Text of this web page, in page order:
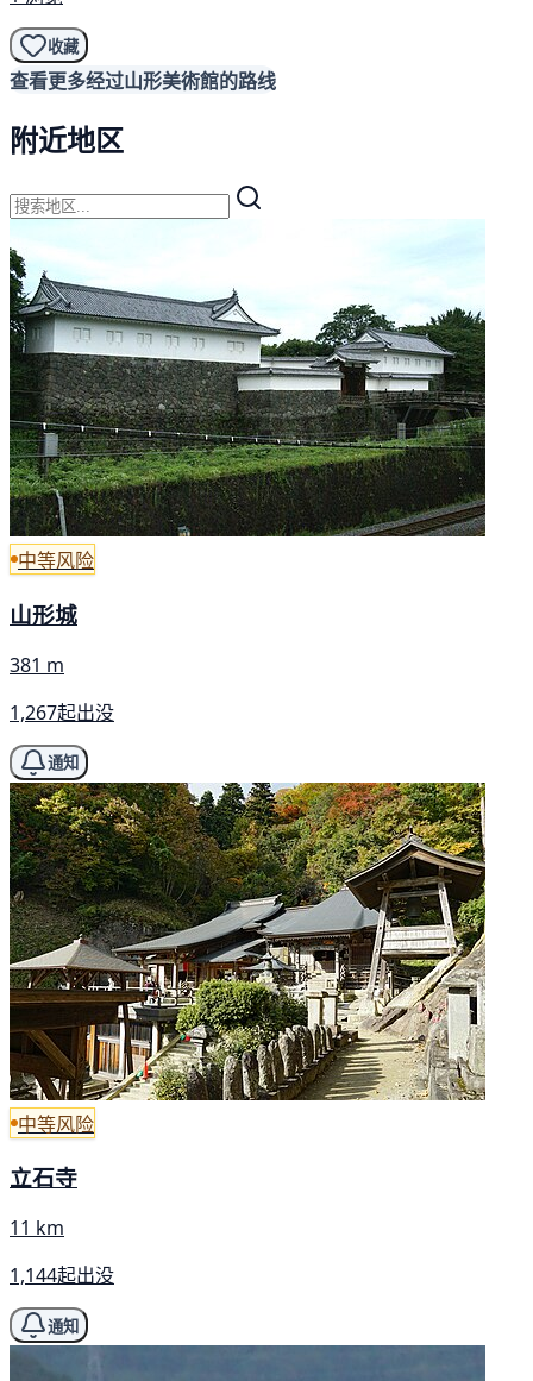
收藏
查看更多经过山形美術館的路线
附近地区
中等风险
山形城
381 m
1,267起出没
通知
中等风险
立石寺
11 km
1,144起出没
通知